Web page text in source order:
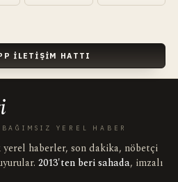
İLETIŞIM HATTI
YEREL HABER
yerel haberler, son dakika, nöbetçi
2013'ten beri sahada, imzalı